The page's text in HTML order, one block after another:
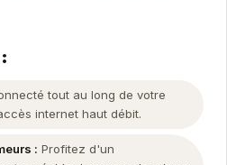
tout au long de votre
internet haut débit.
: Profitez d'un